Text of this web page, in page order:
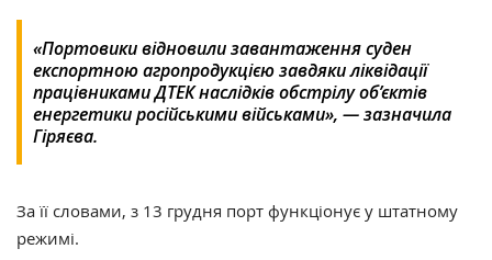
«Портовики відновили завантаження суден
експортною агропродукцією завдяки ліквідації
працівниками ДТЕК наслідків обстрілу об’єктів
енергетики російськими військами», — зазначила
Гіряєва.
За її словами, з 13 грудня порт функціонує у штатному
режимі.